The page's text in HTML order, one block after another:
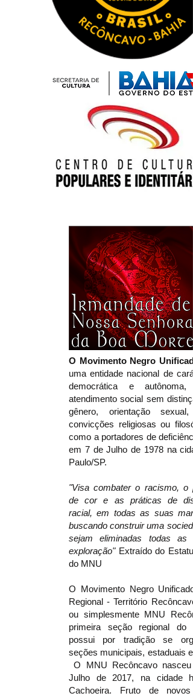
O Movimento Negro
uma entidade nacional de
democrática e autônoma,
atendimento social sem
gênero, orientação sexual,
convicções religiosas ou
como a portadores de
em 7 de Julho de 1978 na
Paulo/SP.
"Visa combater o racismo, o
de cor e as práticas de
racial, em todas as suas
buscando construir uma
sejam eliminadas todas as
exploração" Extraído do
do MNU
O Movimento Negro
Regional - Território
ou simplesmente MNU
primeira seção regional do
possui por tradição se
seções municipais, estaduais e
O MNU Recôncavo nasceu
Julho de 2017, na cidade
Cachoeira. Fruto de